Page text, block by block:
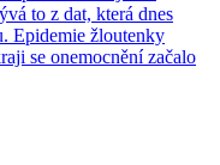
to z dat, která dnes
Epidemie žloutenky
se onemocnění začalo